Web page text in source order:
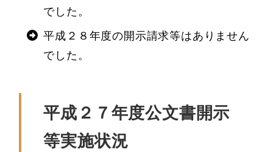
でした。
平成２８年度の開示請求等はありません
でした。
平成２７年度公文書開示
等実施状況